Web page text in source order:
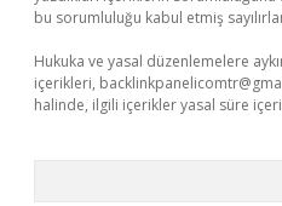
bu sorumluluğu kabul etmiş
Hukuka ve yasal düzenlemelere
içerikleri,
halinde, ilgili içerikler yasal süre